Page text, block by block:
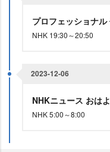
プロフェッショナ
NHK 19:30～20:50
2023-12-06
NHKニュース おは
NHK 5:00～8:00